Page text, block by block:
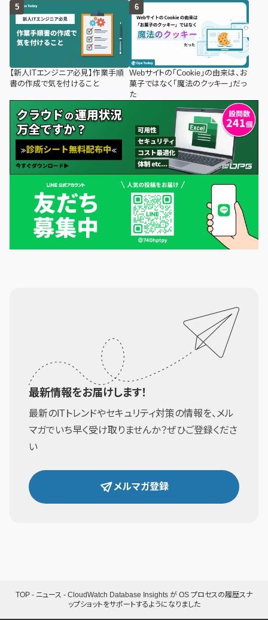
【新人ITエンジニア必見】作業手順
書の作成で気を付けること
Webサイトの「Cookie」の由来は、お
菓子ではなく「魔法のクッキー」だっ
た
最新情報をお届けします！
最新のITトレンドやセキュリティ対策の情報を、メル
マガでいち早く受け取りませんか？ぜひご登録くださ
い
メルマガ登録
TOP - ニュース - CloudWatch Database Insights が OS プロセスの履歴スナ
ップショットをサポートするようになりました